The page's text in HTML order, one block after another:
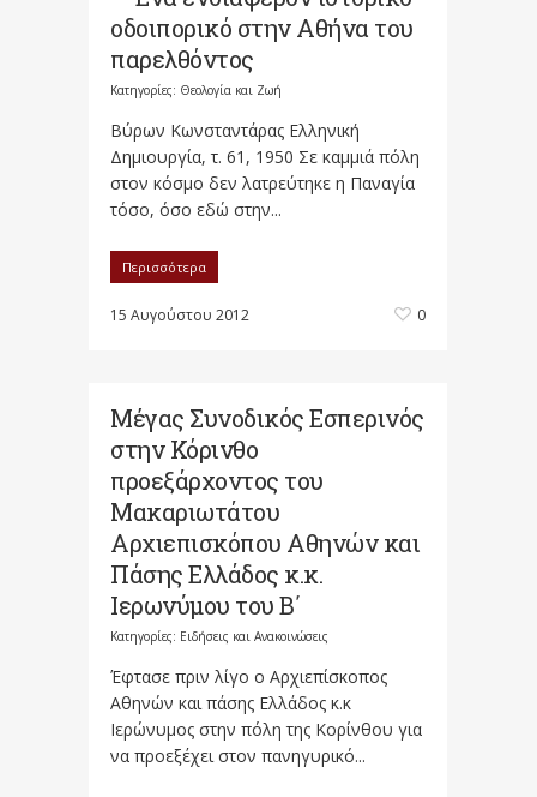
οδοιπορικό στην Αθήνα του
παρελθόντος
Κατηγορίες: Θεολογία και Ζωή
Βύρων Κωνσταντάρας Ελληνική
Δημιουργία, τ. 61, 1950 Σε καμμιά πόλη
στον κόσμο δεν λατρεύτηκε η Παναγία
τόσο, όσο εδώ στην...
Περισσότερα
15 Αυγούστου 2012 0
Μέγας Συνοδικός Εσπερινός
στην Κόρινθο
προεξάρχοντος του
Μακαριωτάτου
Αρχιεπισκόπου Αθηνών και
Πάσης Ελλάδος κ.κ.
Ιερωνύμου του Β΄
Κατηγορίες: Ειδήσεις και Ανακοινώσεις
Έφτασε πριν λίγο ο Αρχιεπίσκοπος
Αθηνών και πάσης Ελλάδος κ.κ
Ιερώνυμος στην πόλη της Κορίνθου για
να προεξέχει στον πανηγυρικό...